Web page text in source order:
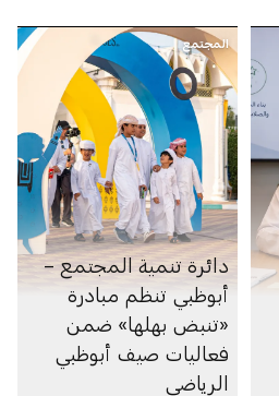
المجتمع
دائرة تنمية المجتمع –
أبوظبي تنظم مبادرة
«تنبض بهلها» ضمن
فعاليات صيف أبوظبي
الرياضي